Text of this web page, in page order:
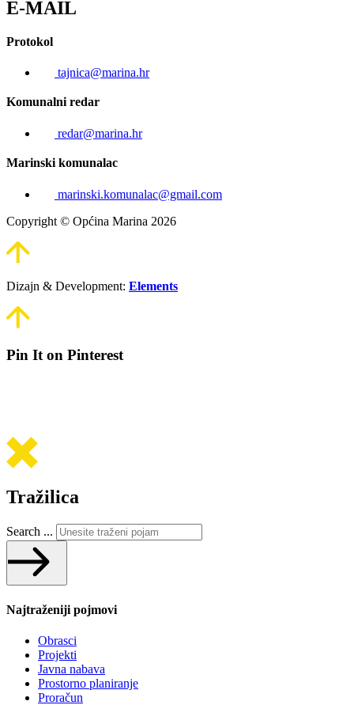
E-MAIL
Protokol
tajnica@marina.hr
Komunalni redar
redar@marina.hr
Marinski komunalac
marinski.komunalac@gmail.com
Copyright © Općina Marina 2026
Dizajn & Development: Elements
Pin It on Pinterest
Tražilica
Search ...
Najtraženiji pojmovi
Obrasci
Projekti
Javna nabava
Prostorno planiranje
Proračun